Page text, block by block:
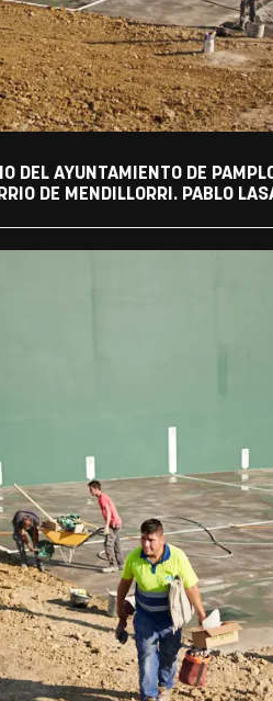
DEL AYUNTAMIENTO DE
DE MENDILLORRI. PABLO